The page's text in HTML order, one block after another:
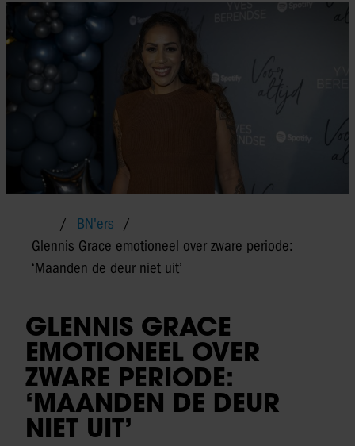
BN'ers
Glennis Grace emotioneel over zware periode:
‘Maanden de deur niet uit’
GLENNIS GRACE
EMOTIONEEL OVER
ZWARE PERIODE:
‘MAANDEN DE DEUR
NIET UIT’